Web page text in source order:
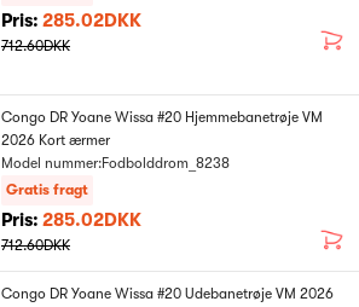
Pris: 285.02DKK
712.60DKK
Congo DR Yoane Wissa #20 Hjemmebanetrøje VM
2026 Kort ærmer
Model nummer:Fodbolddrom_8238
Gratis fragt
Pris: 285.02DKK
712.60DKK
Congo DR Yoane Wissa #20 Udebanetrøje VM 2026